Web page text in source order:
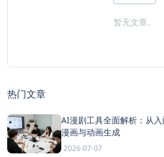
暂无文章。
热门文章
AI漫剧工具全面解析：从
漫画与动画生成
2026-07-07